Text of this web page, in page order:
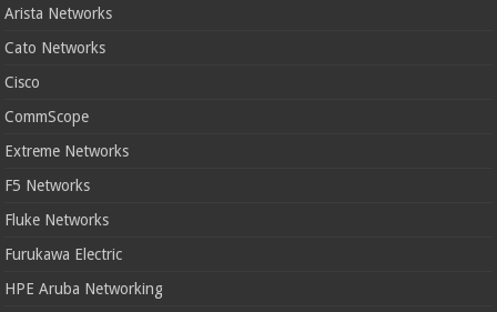
Arista Networks
Cato Networks
Cisco
CommScope
Extreme Networks
F5 Networks
Fluke Networks
Furukawa Electric
HPE Aruba Networking